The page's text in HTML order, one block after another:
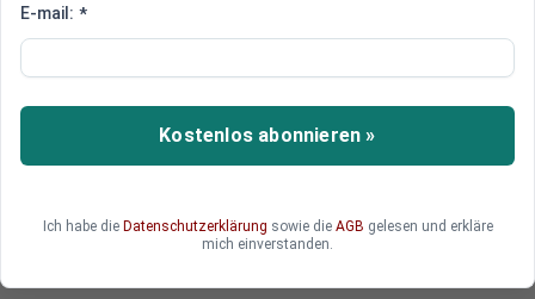
US-Börsen: Vierter Gewinntag in
Rekordhoch
Die Wall Street verzeichnete den vierten
Gewinntag in Folge, in dessen Verlauf der S&P
E-mail: *
Kostenlos abonnieren »
Ich habe die Datenschutzerklärung sowie die AGB gelesen und erkläre
mich einverstanden.